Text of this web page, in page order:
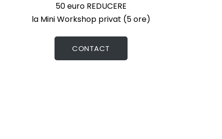
50 euro REDUCERE
la Mini Workshop privat (5 ore)
CONTACT